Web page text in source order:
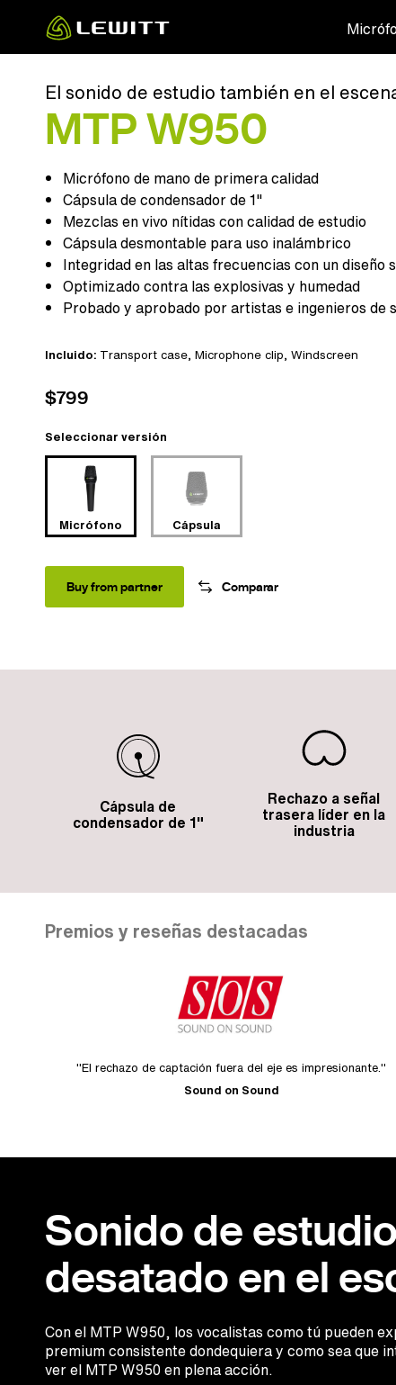
main
El sonido de estudio también en el
MTP W950
Micrófono de mano de primera calidad
Cápsula de condensador de 1"
Mezclas en vivo nítidas con calidad de estudio
Cápsula desmontable para uso inalámbrico
Integridad en las altas frecuencias con un
Optimizado contra las explosivas y humedad
Probado y aprobado por artistas e ingenieros de
Incluido: Transport case, Microphone clip, Windscreen
$799
Seleccionar versión
Micrófono Cápsula
Buy from partner Comparar
Cápsula de
condensador de 1"
Rechazo a señal
trasera líder en la
industria
Premios y reseñas destacadas
"El rechazo de captación fuera del eje es impresionante."
Sound on Sound
Sonido de estudio
desatado en el
Con el MTP W950, los vocalistas como tú pueden
premium consistente dondequiera y como sea que
ver el MTP W950 en plena acción.